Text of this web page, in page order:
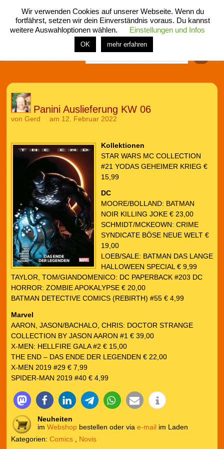
menü
home rubrik buch comic spiel fotos shop
Panini Auslieferung KW 06
von Gerd am 12. Februar 2022
Kollektionen
STAR WARS MC COLLECTION
#21 YODAS GEHEIMER KRIEG €
15,99
DC
MOORE/BOLLAND: BATMAN
NOIR KILLING JOKE € 23,00
SCHMIDT/MCKEOWN: CRIME
SYNDICATE BÖSE NEUE WELT €
19,00
LOEB/SALE: BATMAN DAS LANGE
HALLOWEEN SPECIAL € 9,99
TAYLOR, TOM/GIANDOMENICO: DC PAPERBACK #203 DC
HORROR: ZOMBIE APOKALYPSE € 20,00
BATMAN DETECTIVE COMICS (REBIRTH) #55 € 4,99
Marvel
AARON, JASON/BACHALO, CHRIS: DOCTOR STRANGE
COLLECTION BY JASON AARON #1 € 39,00
X-MEN: HELLFIRE GALA #2 € 15,00
THE END – DAS ENDE DER LEGENDEN € 22,00
X-MEN 2019 #29 € 7,99
SPIDER-MAN 2019 #40 € 4,99
Neuheiten
im Webshop bestellen oder via e-mail im Laden
Kategorien: Comics, Novis
Wir verwenden Cookies auf unserer Webseite. Wenn du
fortfährst, setzen wir dein Einverständnis voraus. Du kannst
weitere Auswahloptionen wählen.
Einstellungen und Infos
OK mehr erfahren